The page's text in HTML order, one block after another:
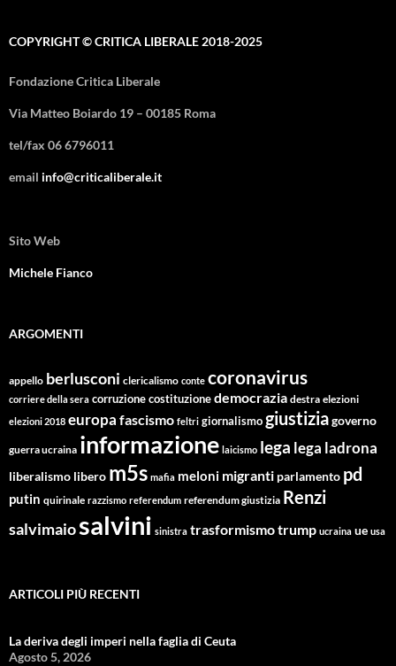
COPYRIGHT © CRITICA LIBERALE 2018-2025
Fondazione Critica Liberale
Via Matteo Boiardo 19 – 00185 Roma
tel/fax 06 6796011
email info@criticaliberale.it
Sito Web
Michele Fianco
ARGOMENTI
appello berlusconi clericalismo conte coronavirus
corriere della sera corruzionecostituzionedemocrazia destra elezioni
elezioni 2018 europa fascismo feltri giornalismogiustiziagoverno
guerra ucraina informazione laicismo lega lega ladrona
liberalismo libero m5s mafia meloni migranti parlamento pd
putin quirinale razzismo referendum referendum giustizia Renzi
salvimaiosalvini sinistra trasformismotrump ucraina ue usa
ARTICOLI PIÙ RECENTI
La deriva degli imperi nella faglia di Ceuta
Agosto 5, 2026